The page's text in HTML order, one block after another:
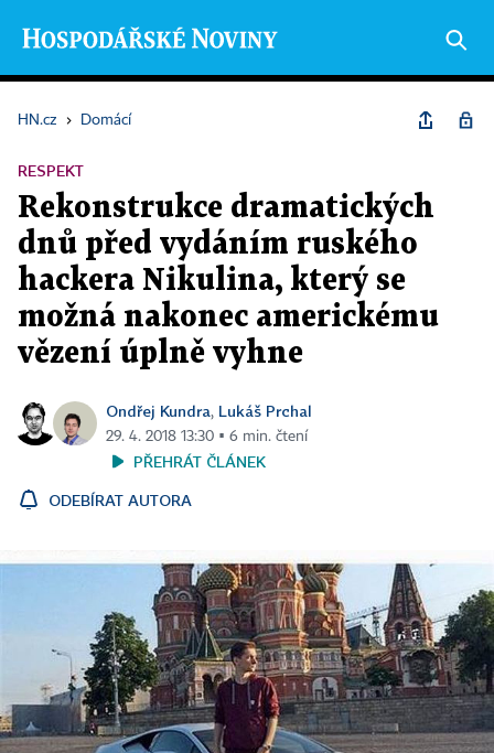
HN.cz › Domácí
RESPEKT
Rekonstrukce dramatických
dnů před vydáním ruského
hackera Nikulina, který se
možná nakonec americkému
vězení úplně vyhne
Ondřej Kundra, Lukáš Prchal
29. 4. 2018 13:30 ▪ 6 min. čtení
PŘEHRÁT ČLÁNEK
ODEBÍRAT AUTORA